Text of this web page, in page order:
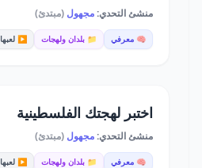
منشئ التحدي:مجهول (مبتدئ)
🧠 معرفي 📁 بلدان ولهجات ▶️ لعبها 17,296
اختبر لهجتك الفلسطينية
منشئ التحدي:مجهول (مبتدئ)
🧠 معرفي 📁 بلدان ولهجات ▶️ لعبها 58